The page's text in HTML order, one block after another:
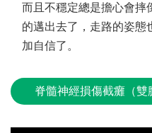
而且不穩定總是擔心會摔
的邁出去了，走路的姿態
加自信了。
脊髓神經損傷截癱（雙